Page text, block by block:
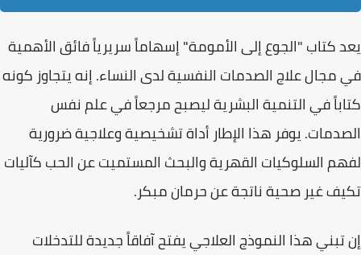
يعد كتاب"الجوع إلى الأمومة"إسهاماً سريرياً فائق الأهمية
في مجال علاج الصدمات النفسية لدى النساء. إنه يتجاوز كونه
كتاباً في التنمية البشرية ليصبح مرجعاً فيعلم نفس
الصدمات. يوفر هذا الإطار أداة تشخيصية وعلاجية ضرورية
لفهم السلوكيات القهرية والبحث المستميت عن الحب كآليات
تكيف غير صحية ناتجة عن حرمان مبكر.
إن تبني هذا النموذج العلاجي يفتح آفاقاً جديدة للتدخلات